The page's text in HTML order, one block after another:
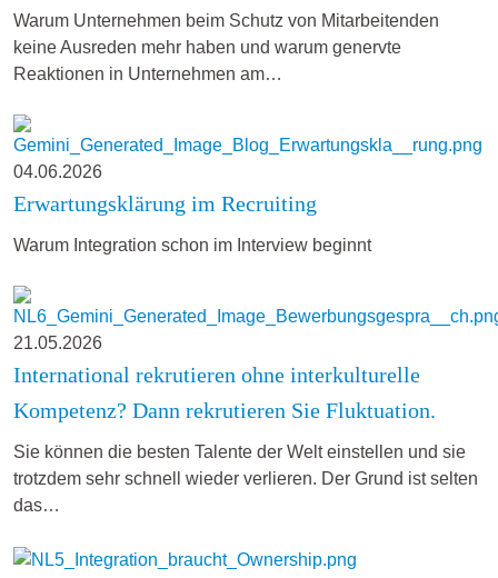
Warum Unternehmen beim Schutz von Mitarbeitenden
keine Ausreden mehr haben und warum genervte
Reaktionen in Unternehmen am…
04.06.2026
Erwartungsklärung im Recruiting
Warum Integration schon im Interview beginnt
21.05.2026
International rekrutieren ohne interkulturelle
Kompetenz? Dann rekrutieren Sie Fluktuation.
Sie können die besten Talente der Welt einstellen und sie
trotzdem sehr schnell wieder verlieren. Der Grund ist selten
das…